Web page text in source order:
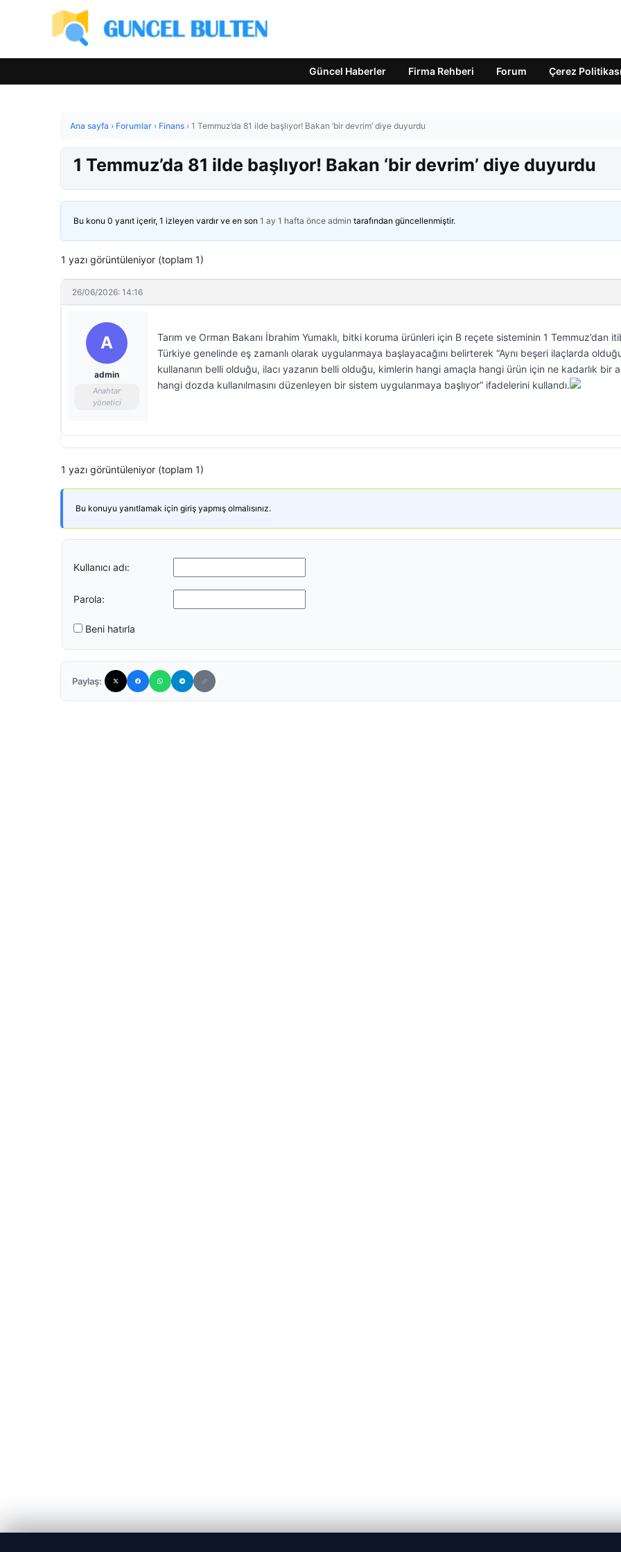
Güncel Haberler Firma Rehberi Forum Çerez Politikası
Ana sayfa › Forumlar › Finans › 1 Temmuz’da 81 ilde başlıyor! Bakan ‘bir devrim’ diye duyurdu
1 Temmuz’da 81 ilde başlıyor! Bakan ‘bir devrim’ diye duyurdu
Bu konu 0 yanıt içerir, 1 izleyen vardır ve en son 1 ay 1 hafta önce admin tarafından güncellenmiştir.
1 yazı görüntüleniyor (toplam 1)
26/06/2026: 14:16
A
admin
Anahtar
yönetici
Tarım ve Orman Bakanı İbrahim Yumaklı, bitki koruma ürünleri için B reçete sisteminin 1 Temmuz’dan
Türkiye genelinde eş zamanlı olarak uygulanmaya başlayacağını belirterek “Aynı beşeri ilaçlarda
kullananın belli olduğu, ilacı yazanın belli olduğu, kimlerin hangi amaçla hangi ürün için ne kadarlık bir
hangi dozda kullanılmasını düzenleyen bir sistem uygulanmaya başlıyor” ifadelerini kullandı.
1 yazı görüntüleniyor (toplam 1)
Bu konuyu yanıtlamak için giriş yapmış olmalısınız.
Kullanıcı adı:
Parola:
Beni hatırla
Paylaş: